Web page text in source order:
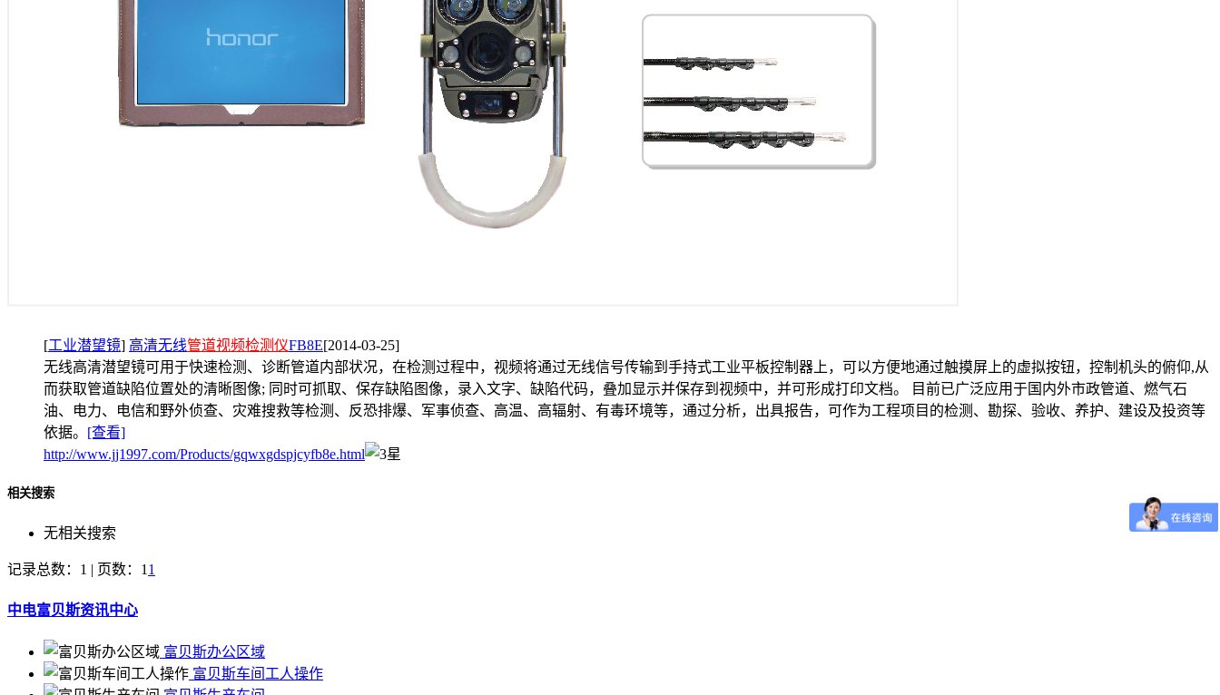
[工业潜望镜] 高清无线管道视频检测仪FB8E[2014-03-25]
无线高清潜望镜可用于快速检测、诊断管道内部状况，在检测过程中，视频将通过无线信号传输到手持式工业平板控制器上，可以方便地通过触摸屏上的虚拟按钮，控制机头的俯仰,从
而获取管道缺陷位置处的清晰图像; 同时可抓取、保存缺陷图像，录入文字、缺陷代码，叠加显示并保存到视频中，并可形成打印文档。 目前已广泛应用于国内外市政管道、燃气石
油、电力、电信和野外侦查、灾难搜救等检测、反恐排爆、军事侦查、高温、高辐射、有毒环境等，通过分析，出具报告，可作为工程项目的检测、勘探、验收、养护、建设及投资等
依据。 [查看]
http://www.jj1997.com/Products/gqwxgdspjcyfb8e.html
相关搜索
无相关搜索
记录总数：1 | 页数：1 1
中电富贝斯资讯中心
富贝斯办公区域
富贝斯车间工人操作